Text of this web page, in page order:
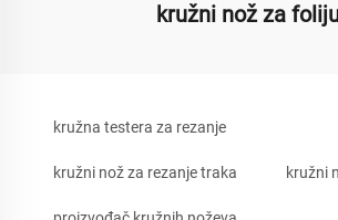
kružni nož za
kružna testera za rezanje
kružni nož za rezanje traka kružni